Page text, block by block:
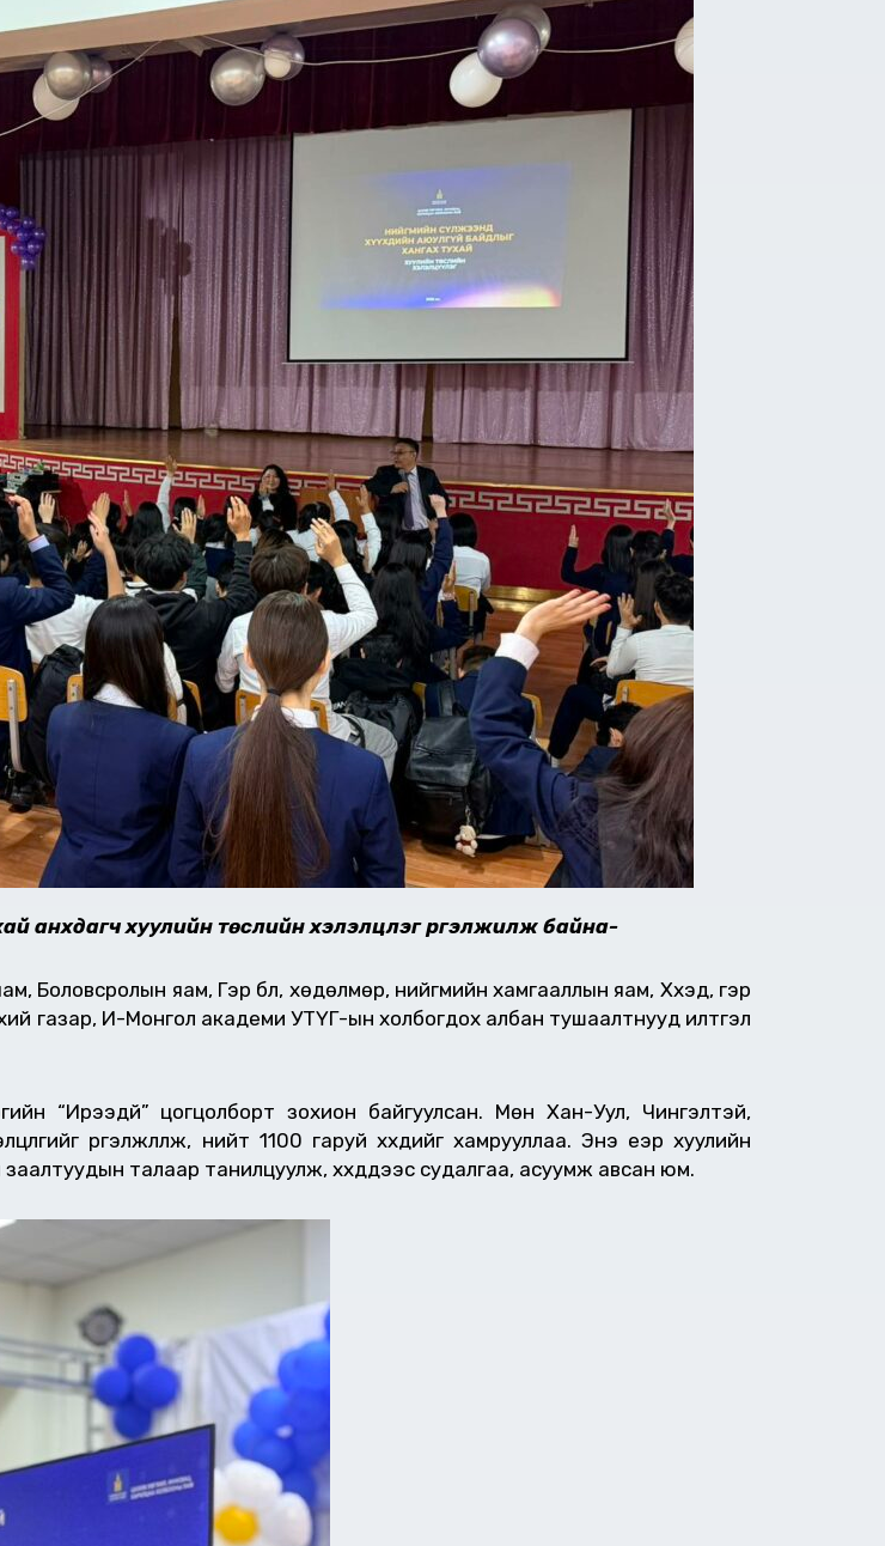
анхдагч хуулийн төслийн хэлэлцүүлэг үргэлжилж байна-
Боловсролын яам, Гэр бүл, хөдөлмөр, нийгмийн хамгааллын яам, Хүүхэд, гэр
газар, И-Монгол академи УТҮГ-ын холбогдох албан тушаалтнууд илтгэл
“Ирээдүй” цогцолборт зохион байгуулсан. Мөн Хан-Уул, Чингэлтэй,
үргэлжлүүлж, нийт 1100 гаруй хүүхдийг хамрууллаа. Энэ үеэр хуулийн
талаар танилцуулж, хүүхдүүдээс судалгаа, асуумж авсан юм.